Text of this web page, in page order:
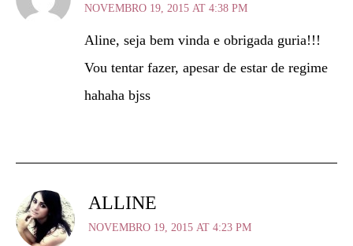
NOVEMBRO 19, 2015 AT 4:38 PM
Aline, seja bem vinda e obrigada guria!!!
Vou tentar fazer, apesar de estar de regime
hahaha bjss
ALLINE
NOVEMBRO 19, 2015 AT 4:23 PM